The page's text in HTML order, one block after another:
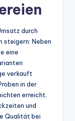
durch
steigern: Neben
eine
verkauft
in der
erreicht.
und
Qualität bei